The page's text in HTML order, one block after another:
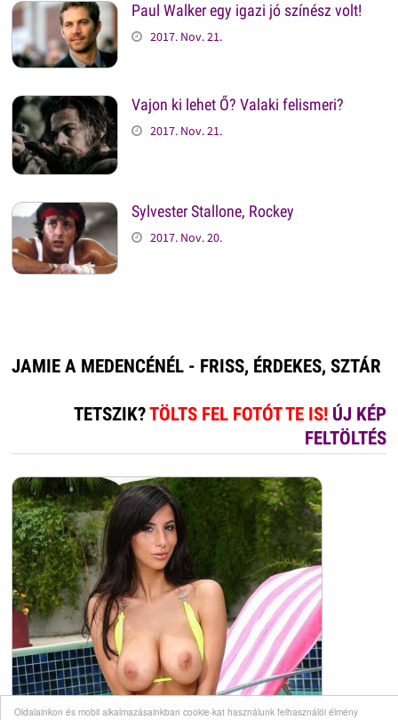
Oldalainkon és mobil alkalmazásainkban cookie-kat használunk felhasználói élmény
Paul Walker egy igazi jó színész volt!
2017. Nov. 21.
Vajon ki lehet Ő? Valaki felismeri?
2017. Nov. 21.
Sylvester Stallone, Rockey
2017. Nov. 20.
JAMIE A MEDENCÉNÉL - FRISS, ÉRDEKES, SZTÁR
TETSZIK?TÖLTS FEL FOTÓT TE IS! ÚJ KÉP
FELTÖLTÉS